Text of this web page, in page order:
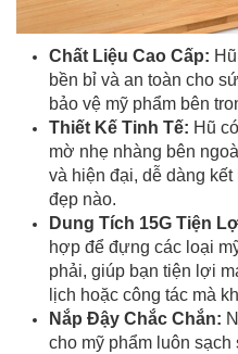
Chất Liệu Cao Cấp:
bền bỉ và an toàn cho
bảo vệ mỹ phẩm bên
Thiết Kế Tinh Tế: Hũ
mờ nhẹ nhàng bên
và hiện đại, dễ dàng
đẹp nào.
Dung Tích 15G Tiện
hợp để đựng các loại
phải, giúp bạn tiện lợi
lịch hoặc công tác mà
Nắp Đậy Chắc Chắn:
cho mỹ phẩm luôn